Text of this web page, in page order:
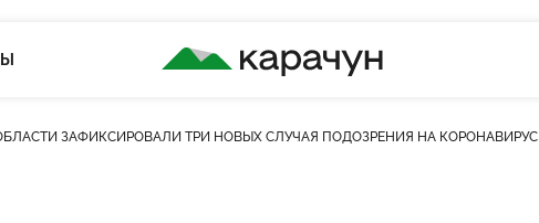
КАРАЧУН
ЗАФИКСИРОВАЛИ ТРИ НОВЫХ СЛУЧАЯ ПОДОЗРЕНИЯ НА КОРОНАВИРУС